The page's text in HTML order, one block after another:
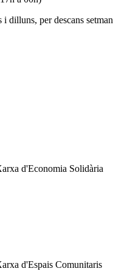
i dilluns, per descans
d'Economia Solidària
d'Espais Comunitaris